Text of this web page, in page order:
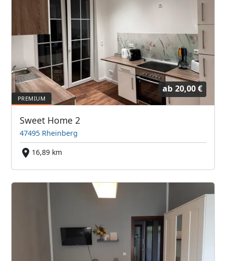
ab 20,00 €
Sweet Home 2
47495 Rheinberg
16,89 km